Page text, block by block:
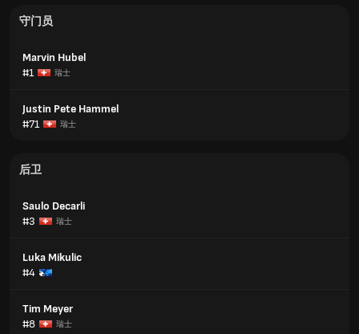
守门员
Marvin Hubel
#1
瑞士
Justin Pete Hammel
#71
瑞士
后卫
Saulo Decarli
#3
瑞士
Luka Mikulic
#4
Tim Meyer
#8
瑞士